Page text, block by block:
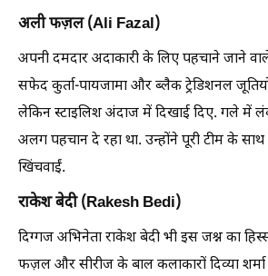
अली फज़ल (Ali Fazal)
अपनी दमदार अदाकारी के लिए पहचाने जाने
सफेद कुर्ता-पायजामा और ब्लैक ट्रेडिशनल
लेकिन स्टाइलिश अंदाज में दिखाई दिए. गले में
अलग पहचान दे रहा था. उन्होंने पूरी टीम के
खिंचवाईं.
राकेश बेदी (Rakesh Bedi)
दिग्गज अभिनेता राकेश बेदी भी इस जश्न का
फज़ल और सीरीज के बाल कलाकारों दिव्या